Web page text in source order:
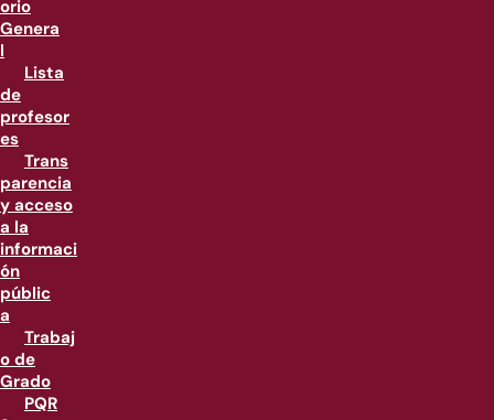
orio
Genera
l
Lista
de
profesor
es
Trans
parencia
y acceso
a la
informaci
ón
públic
a
Trabaj
o de
Grado
PQR